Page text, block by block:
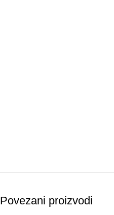
Povezani proizvodi